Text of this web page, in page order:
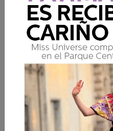
Resultados para:
RECUPERAN CUERPOS
APLASTADOS POR
La Policía Nacional Civil